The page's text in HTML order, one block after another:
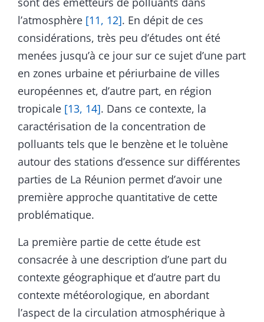
l’atmosphère [11, 12]. En dépit de ces
considérations, très peu d’études ont été
menées jusqu’à ce jour sur ce sujet d’une part
en zones urbaine et périurbaine de villes
européennes et, d’autre part, en région
tropicale [13, 14]. Dans ce contexte, la
caractérisation de la concentration de
polluants tels que le benzène et le toluène
autour des stations d’essence sur différentes
parties de La Réunion permet d’avoir une
première approche quantitative de cette
problématique.
La première partie de cette étude est
consacrée à une description d’une part du
contexte géographique et d’autre part du
contexte météorologique, en abordant
l’aspect de la circulation atmosphérique à